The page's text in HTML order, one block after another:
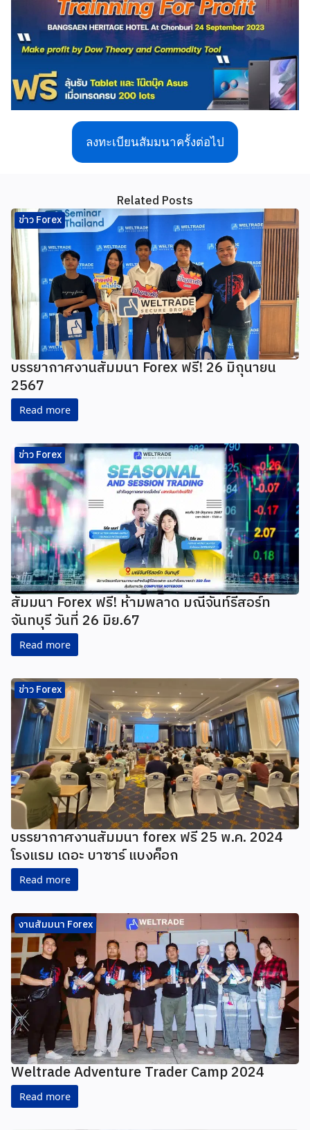
ลงทะเบียนสัมมนาครั้งต่อไป
Related Posts
ข่าว Forex
บรรยากาศงาน​สัมมนา Forex ฟรี! 26 มิถุนายน
2567
Read more
ข่าว Forex
สัมมนา Forex ฟรี! ห้ามพลาด มณีจันท์รีสอร์ท
จันทบุรี วันที่ 26 มิย.67
Read more
ข่าว Forex
บรรยากาศงานสัมมนา forex ฟรี 25 พ.ค. 2024
โรงแรม เดอะ บาซาร์ แบงค็อก
Read more
งานสัมมนา Forex
Weltrade Adventure Trader Camp 2024
Read more